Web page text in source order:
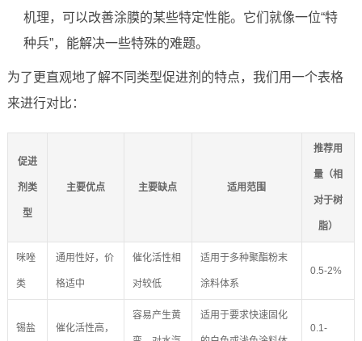
机理，可以改善涂膜的某些特定性能。它们就像一位“特
种兵”，能解决一些特殊的难题。
为了更直观地了解不同类型促进剂的特点，我们用一个表格
来进行对比：
促进
剂类
型
主要优点 主要缺点 适用范围
推荐用
量（相
对于树
脂）
咪唑
类
通用性好，价
格适中
催化活性相
对较低
适用于多种聚酯粉末
涂料体系
0.5-2%
锡盐 催化活性高，
容易产生黄 适用于要求快速固化
0.1-